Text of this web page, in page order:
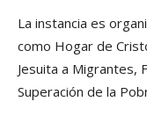
La instancia es
como Hogar de
Jesuita a Migrantes,
Superación de la